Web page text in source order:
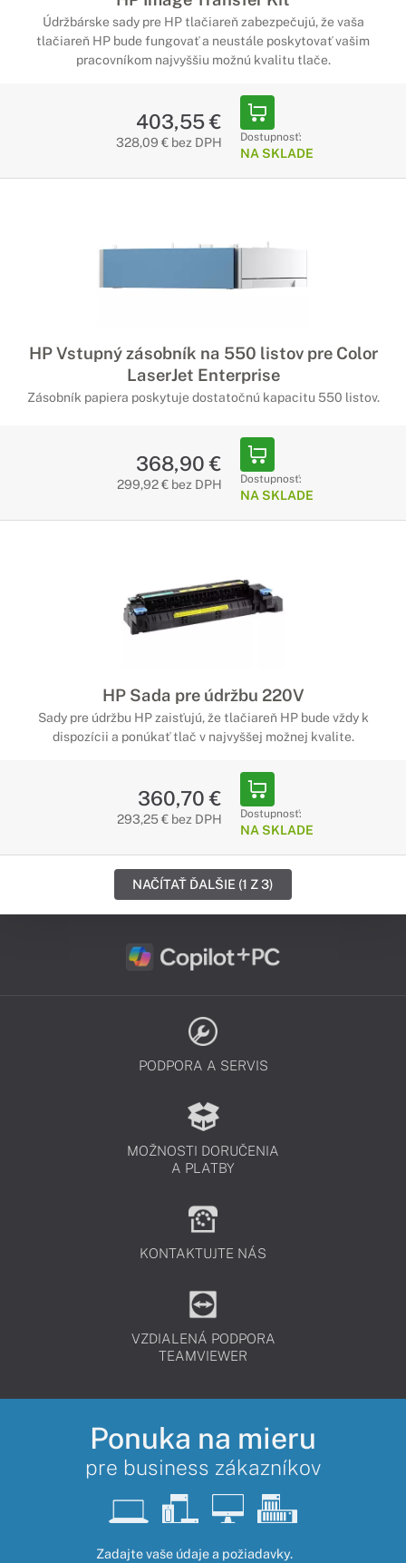
Údržbárske sady pre HP tlačiareň zabezpečujú, že vaša
tlačiareň HP bude fungovať a neustále poskytovať vašim
pracovníkom najvyššiu možnú kvalitu tlače.
403,55 €
328,09 € bez DPH Dostupnosť:
NA SKLADE
HP Vstupný zásobník na 550 listov pre Color
LaserJet Enterprise
Zásobník papiera poskytuje dostatočnú kapacitu 550 listov.
368,90 €
299,92 € bez DPH Dostupnosť:
NA SKLADE
HP Sada pre údržbu 220V
Sady pre údržbu HP zaisťujú, že tlačiareň HP bude vždy k
dispozícii a ponúkať tlač v najvyššej možnej kvalite.
360,70 €
293,25 € bez DPH Dostupnosť:
NA SKLADE
NAČÍTAŤ ĎALŠIE (1 Z 3)
PODPORA A SERVIS
MOŽNOSTI DORUČENIA
A PLATBY
KONTAKTUJTE NÁS
VZDIALENÁ PODPORA
TEAMVIEWER
Ponuka na mieru
pre business zákazníkov
Zadajte vaše údaje a požiadavky.